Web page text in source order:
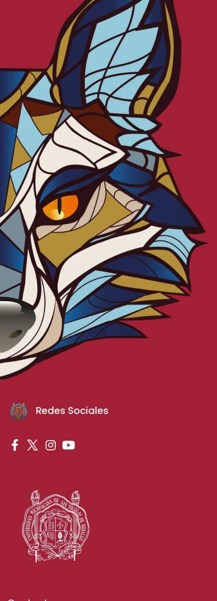
Redes Sociales